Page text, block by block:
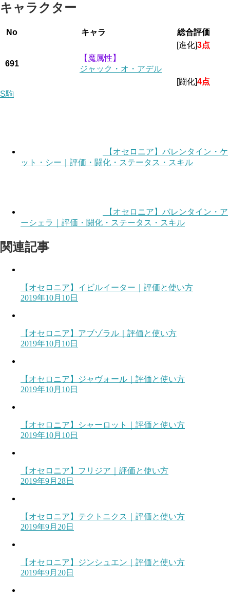
キャラクター
No キャラ 総合評価
691
【魔属性】
ジャック・オ・アデル
[進化]3点
[闘化]4点
S駒
【オセロニア】バレンタイン・ケ
ット・シー｜評価・闘化・ステータス・スキル
【オセロニア】バレンタイン・ア
ーシェラ｜評価・闘化・ステータス・スキル
関連記事
【オセロニア】イビルイーター｜評価と使い方
2019年10月10日
【オセロニア】アブゾラル｜評価と使い方
2019年10月10日
【オセロニア】ジャヴォール｜評価と使い方
2019年10月10日
【オセロニア】シャーロット｜評価と使い方
2019年10月10日
【オセロニア】フリジア｜評価と使い方
2019年9月28日
【オセロニア】テクトニクス｜評価と使い方
2019年9月20日
【オセロニア】ジンシュエン｜評価と使い方
2019年9月20日